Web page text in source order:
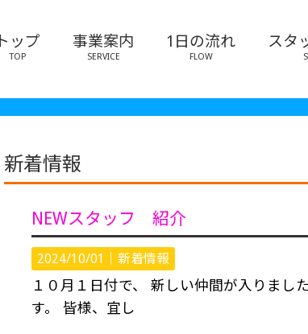
トップ
TOP
事業案内
SERVICE
1日の流れ
FLOW
スタ
新着情報
NEWスタッフ 紹介
2024/10/01｜ 新着情報
１０月１日付で、 新しい仲間が入りまし
す。 皆様、宜し